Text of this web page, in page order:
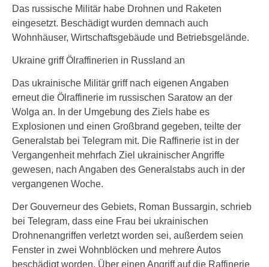
Das russische Militär habe Drohnen und Raketen
eingesetzt. Beschädigt wurden demnach auch
Wohnhäuser, Wirtschaftsgebäude und Betriebsgelände.
Ukraine griff Ölraffinerien in Russland an
Das ukrainische Militär griff nach eigenen Angaben
erneut die Ölraffinerie im russischen Saratow an der
Wolga an. In der Umgebung des Ziels habe es
Explosionen und einen Großbrand gegeben, teilte der
Generalstab bei Telegram mit. Die Raffinerie ist in der
Vergangenheit mehrfach Ziel ukrainischer Angriffe
gewesen, nach Angaben des Generalstabs auch in der
vergangenen Woche.
Der Gouverneur des Gebiets, Roman Bussargin, schrieb
bei Telegram, dass eine Frau bei ukrainischen
Drohnenangriffen verletzt worden sei, außerdem seien
Fenster in zwei Wohnblöcken und mehrere Autos
beschädigt worden. Über einen Angriff auf die Raffinerie